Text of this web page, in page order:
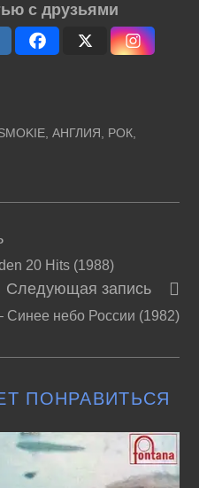
с друзьями
АНГЛИЯ РОК
20 Hits (1988)
Следующая запись
Синее небо России (1982)
ПОНРАВИТЬСЯ